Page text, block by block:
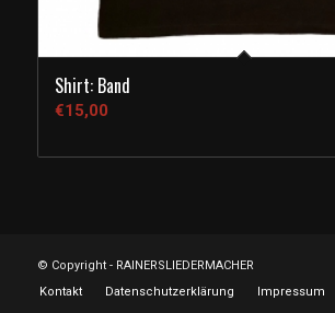
Shirt: Band
€15,00
© Copyright - RAINERSLIEDERMACHER
Kontakt
Datenschutzerklärung Impressum